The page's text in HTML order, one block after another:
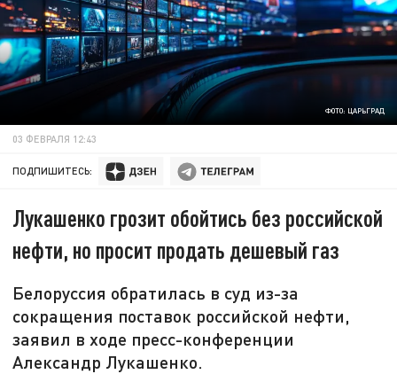
ФОТО: ЦАРЬГРАД
03 ФЕВРАЛЯ 12:43
ПОДПИШИТЕСЬ:
Лукашенко грозит обойтись без российской
нефти, но просит продать дешевый газ
Белоруссия обратилась в суд из-за
сокращения поставок российской нефти,
заявил в ходе пресс-конференции
Александр Лукашенко.